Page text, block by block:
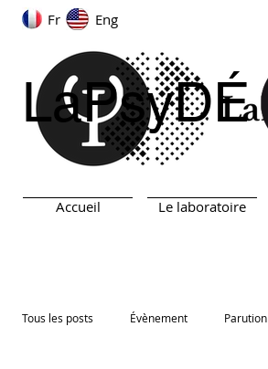
Fr Eng
LaPsyDÉ
Accueil Le laboratoire
Tous les posts Évènement Parution